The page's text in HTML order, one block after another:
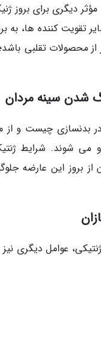
دیگری برای بروز
تقویت کننده ها، به
محصولات تقلبی
شدن سینه مردان
در بدنسازی چیست و
شوند. شرایط
بروز این عارضه
عوامل دیگری